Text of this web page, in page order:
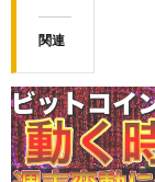
関連